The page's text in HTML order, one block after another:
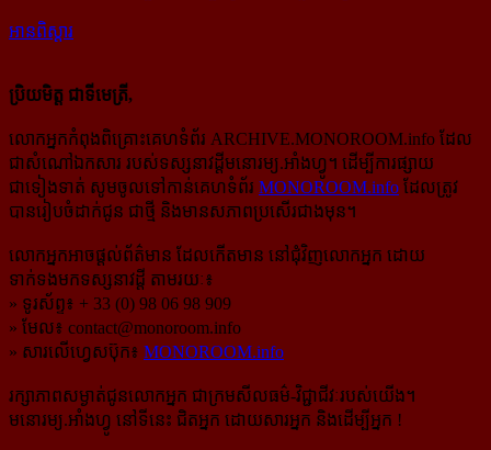
អានពិស្ដារ
ប្រិយមិត្ត ជាទីមេត្រី,
លោកអ្នកកំពុងពិគ្រោះគេហទំព័រ ARCHIVE.MONOROOM.info ដែល
ជាសំណៅឯកសារ របស់ទស្សនាវដ្ដីមនោរម្យ.អាំងហ្វូ។ ដើម្បីការផ្សាយ
ជាទៀងទាត់ សូមចូលទៅកាន់​គេហទំព័រ MONOROOM.info ដែលត្រូវ
បានរៀបចំដាក់ជូន ជាថ្មី និងមានសភាពប្រសើរជាងមុន។
លោកអ្នកអាចផ្ដល់ព័ត៌មាន ដែលកើតមាន នៅជុំវិញលោកអ្នក ដោយ
ទាក់ទងមកទស្សនាវដ្ដី តាមរយៈ៖
» ទូរស័ព្ទ៖ + 33 (0) 98 06 98 909
» មែល៖ contact@monoroom.info
» សារលើហ្វេសប៊ុក៖ MONOROOM.info
រក្សាភាពសម្ងាត់ជូនលោកអ្នក ជាក្រមសីលធម៌-​វិជ្ជាជីវៈ​របស់យើង។
មនោរម្យ.អាំងហ្វូ នៅទីនេះ ជិតអ្នក ដោយសារអ្នក និងដើម្បីអ្នក !